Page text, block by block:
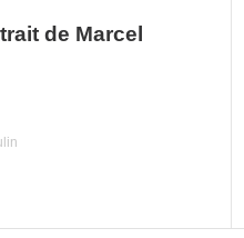
de Marcel